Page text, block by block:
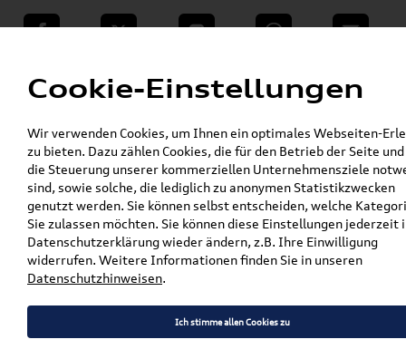
teilen Twitter Instagram WhatsApp E-Mail
VW Shop - VW Originalteile und Zubehör »
Audi Produkte » Audi Original Zubehör »
Pflege, Flüssigkeiten, Lackstifte u. Spraydosen
» Lackstifte »
Original VW und Audi Lackstift Set LX5Q;
Scubablau-metallic LST0M2X5Q
Original VW und Audi
Lackstift Set LX5Q;
Scubablau-metallic
Cookie-Einstellungen
Wir verwenden Cookies, um Ihnen ein optimales Webseiten-
zu bieten. Dazu zählen Cookies, die für den Betrieb der Seite
die Steuerung unserer kommerziellen Unternehmensziele
sind, sowie solche, die lediglich zu anonymen Statistikzwecken
genutzt werden. Sie können selbst entscheiden, welche
Sie zulassen möchten. Sie können diese Einstellungen jederzeit
Datenschutzerklärung wieder ändern, z.B. Ihre Einwilligung
widerrufen. Weitere Informationen finden Sie in unseren
Datenschutzhinweisen.
Ich stimme allen Cookies zu